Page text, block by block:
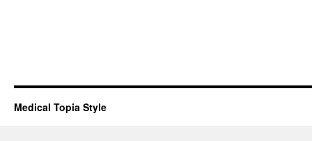
Medical Topia Style